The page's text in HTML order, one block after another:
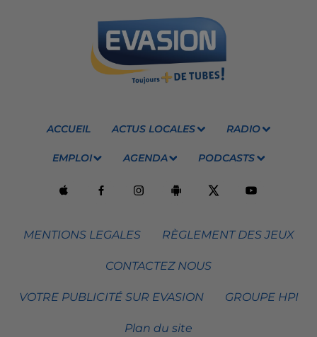
ACCUEIL ACTUS LOCALES RADIO
EMPLOI AGENDA PODCASTS
MENTIONS LEGALES RÈGLEMENT DES JEUX
CONTACTEZ NOUS
VOTRE PUBLICITÉ SUR EVASION GROUPE HPI
Plan du site